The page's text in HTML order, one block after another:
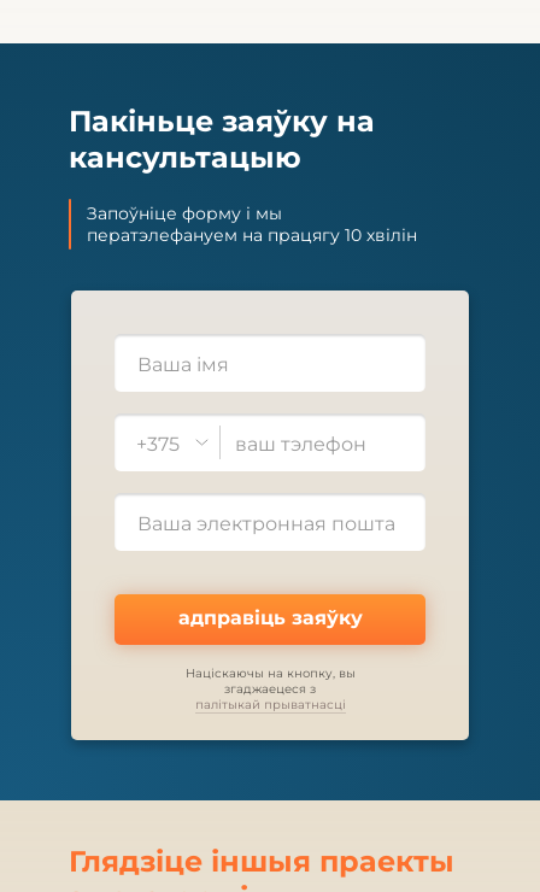
Пакіньце заяўку на
кансультацыю
Запоўніце форму і мы
ператэлефануем на працягу 10 хвілін
+375
адправіць заяўку
Націскаючы на кнопку, вы
згаджаецеся з
палітыкай прыватнасці
Глядзіце іншыя праекты